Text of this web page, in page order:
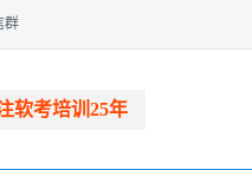
群
软考培训25年